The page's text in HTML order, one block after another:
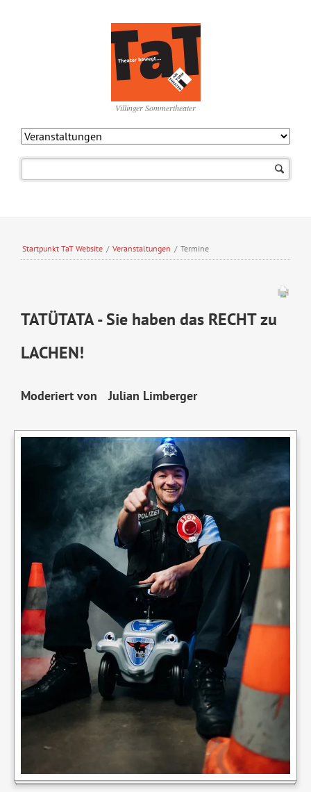
Villinger Sommertheater
Startpunkt TaT Website / Veranstaltungen / Termine
TATÜTATA - Sie haben das RECHT zu
LACHEN!
Moderiert von Julian Limberger